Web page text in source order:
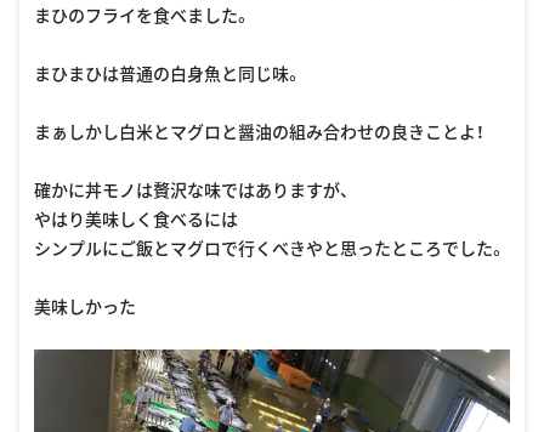
まひのフライを食べました。
まひまひは普通の白身魚と同じ味。
まぁしかし白米とマグロと醤油の組み合わせの良きことよ！
確かに丼モノは贅沢な味ではありますが、
やはり美味しく食べるには
シンプルにご飯とマグロで行くべきやと思ったところでした。
美味しかった